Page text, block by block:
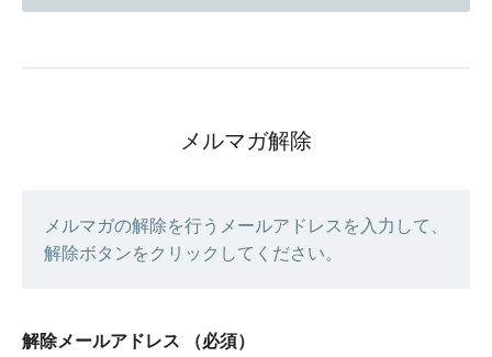
メルマガ解除
メルマガの解除を行うメールアドレスを入力して、
解除ボタンをクリックしてください。
解除メールアドレス （必須）